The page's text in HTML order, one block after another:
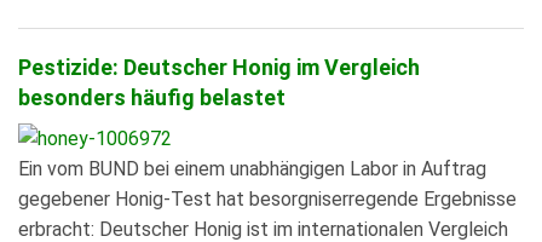
Pestizide: Deutscher Honig im Vergleich
besonders häufig belastet
Ein vom BUND bei einem unabhängigen Labor in Auftrag
gegebener Honig-Test hat besorgniserregende Ergebnisse
erbracht: Deutscher Honig ist im internationalen Vergleich